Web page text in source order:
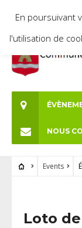
NOUS
Events
Loto de
En poursuivant
l'utilisation de